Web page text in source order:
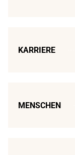
KARRIERE
MENSCHEN